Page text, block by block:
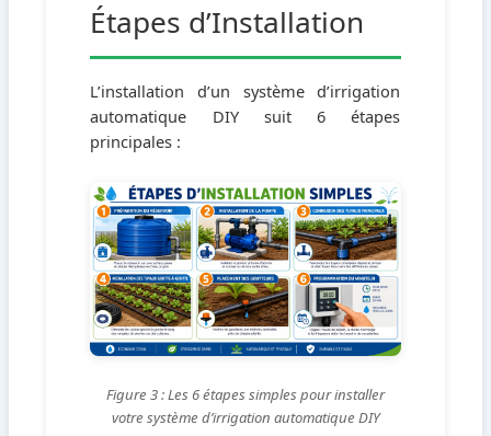
Étapes d’Installation
L’installation d’un système d’irrigation
automatique DIY suit 6 étapes
principales :
Figure 3 : Les 6 étapes simples pour installer
votre système d’irrigation automatique DIY